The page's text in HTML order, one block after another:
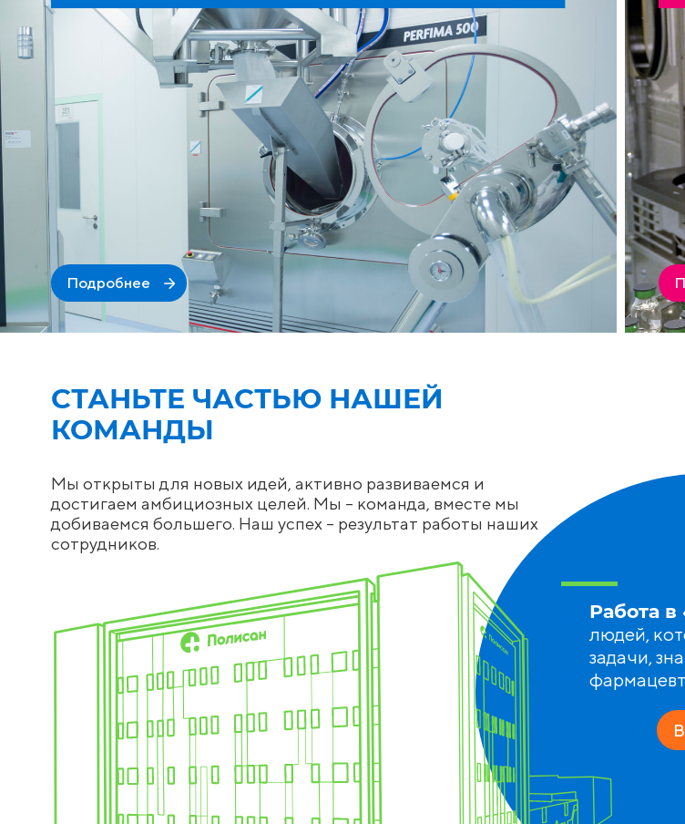
Подробнее
СТАНЬТЕ ЧАСТЬЮ НАШЕЙ
КОМАНДЫ
Мы открыты для новых идей, активно развиваемся и
достигаем амбициозных целей. Мы – команда, вместе мы
добиваемся большего. Наш успех – результат работы наших
сотрудников.
Работа
людей,
задачи,